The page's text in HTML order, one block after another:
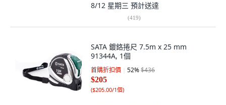
8/12 星期三 預計送達
(419)
SATA 鍍鉻捲尺 7.5m x 25 mm
91344A, 1個
首購折扣價 52%$436
$205
($205.00/1個)